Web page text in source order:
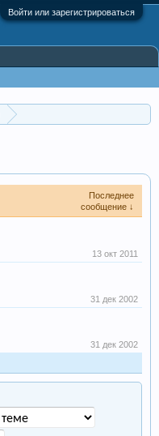
Войти или зарегистрироваться
Последнее
сообщение ↓
13 окт 2011
31 дек 2002
31 дек 2002